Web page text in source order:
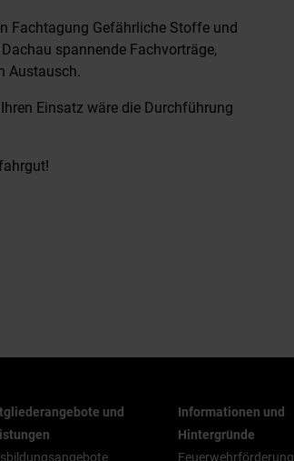
Fachtagung Gefährliche Stoffe und
spannende Fachvorträge,
Austausch.
Einsatz wäre die Durchführung
und
Informationen und
Hintergründe
Feuerwehrförderung